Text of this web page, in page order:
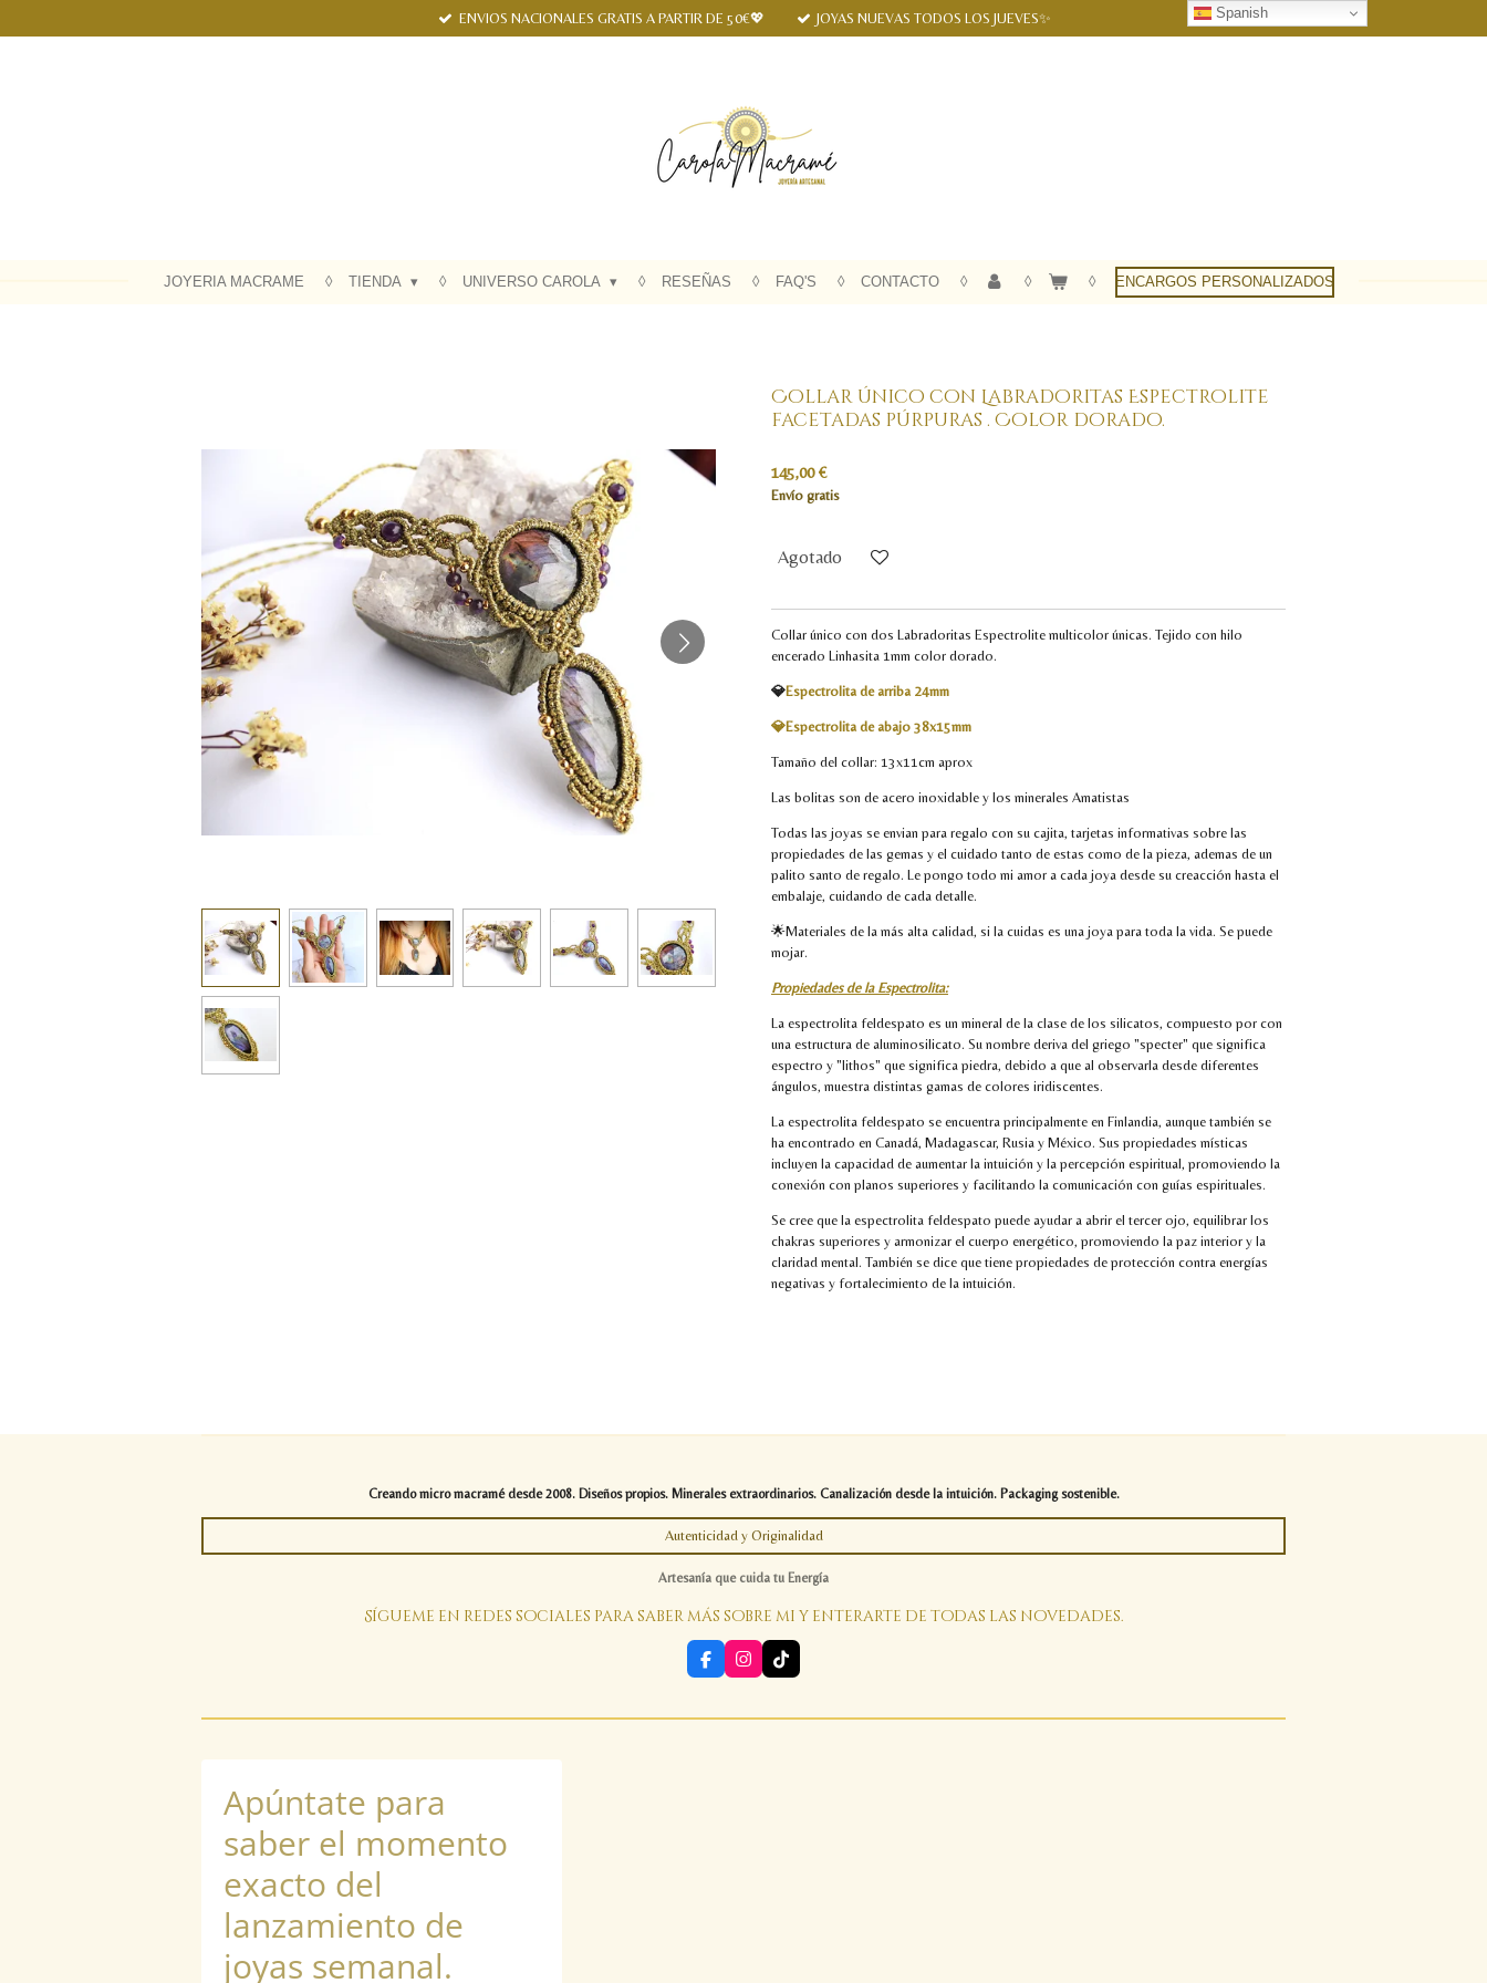
al
ENVIOS NACIONALES GRATIS A PARTIR DE 50€💖 JOYAS NUEVAS TODOS LOS JUEVES✨
JOYERIA MACRAME TIENDA UNIVERSO CAROLA RESEÑAS FAQ'S CONTACTO ENCARGOS PERSONALIZADOS
Collar único con Labradoritas Espectrolite
facetadas púrpuras . Color dorado.
145,00 €
Envío gratis
Agotado
Collar único con dos Labradoritas Espectrolite multicolor únicas. Tejido con hilo
encerado Linhasita 1mm color dorado.
💎Espectrolita de arriba 24mm
💎Espectrolita de abajo 38x15mm
Tamaño del collar: 13x11cm aprox
Las bolitas son de acero inoxidable y los minerales Amatistas
Todas las joyas se envian para regalo con su cajita, tarjetas informativas sobre las
propiedades de las gemas y el cuidado tanto de estas como de la pieza, ademas de un
palito santo de regalo. Le pongo todo mi amor a cada joya desde su creacción hasta el
embalaje, cuidando de cada detalle.
🌟Materiales de la más alta calidad, si la cuidas es una joya para toda la vida. Se puede
mojar.
Propiedades de la Espectrolita:
La espectrolita feldespato es un mineral de la clase de los silicatos, compuesto por con
una estructura de aluminosilicato. Su nombre deriva del griego "specter" que significa
espectro y "lithos" que significa piedra, debido a que al observarla desde diferentes
ángulos, muestra distintas gamas de colores iridiscentes.
La espectrolita feldespato se encuentra principalmente en Finlandia, aunque también se
ha encontrado en Canadá, Madagascar, Rusia y México. Sus propiedades místicas
incluyen la capacidad de aumentar la intuición y la percepción espiritual, promoviendo la
conexión con planos superiores y facilitando la comunicación con guías espirituales.
Se cree que la espectrolita feldespato puede ayudar a abrir el tercer ojo, equilibrar los
chakras superiores y armonizar el cuerpo energético, promoviendo la paz interior y la
claridad mental. También se dice que tiene propiedades de protección contra energías
negativas y fortalecimiento de la intuición.
Creando micro macramé desde 2008. Diseños propios. Minerales extraordinarios. Canalización desde la intuición. Packaging sostenible.
Autenticidad y Originalidad
Spanish
Artesanía que cuida tu Energía
Sígueme en redes sociales para saber más sobre mi y enterarte de todas las novedades.
F
a
e
I
n
t
T
i
T
Apúntate para
saber el momento
exacto del
lanzamiento de
joyas semanal.